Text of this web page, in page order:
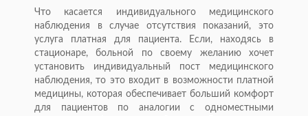
Что касается индивидуального медицинского
наблюдения в случае отсутствия показаний, это
услуга платная для пациента. Если, находясь в
стационаре, больной по своему желанию хочет
установить индивидуальный пост медицинского
наблюдения, то это входит в возможности платной
медицины, которая обеспечивает больший комфорт
для пациентов по аналогии с одноместными